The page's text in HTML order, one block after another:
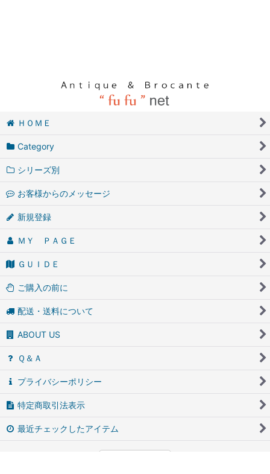
ＨＯＭＥ
Category
シリーズ別
お客様からのメッセージ
新規登録
ＭＹ ＰＡＧＥ
ＧＵＩＤＥ
ご購入の前に
配送・送料について
ABOUT US
Ｑ＆Ａ
プライバシーポリシー
特定商取引法表示
最近チェックしたアイテム